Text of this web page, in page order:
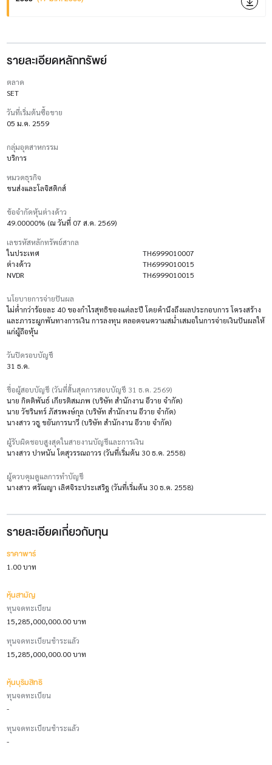
รายละเอียดหลักทรัพย์
ตลาด
SET
วันที่เริ่มต้นซื้อขาย
05 ม.ค. 2559
กลุ่มอุตสาหกรรม
บริการ
หมวดธุรกิจ
ขนส่งและโลจิสติกส์
ข้อจำกัดหุ้นต่างด้าว
49.00000% (ณ วันที่ 07 ส.ค. 2569)
เลขรหัสหลักทรัพย์สากล
ในประเทศ
TH6999010007
ต่างด้าว
TH6999010015
NVDR
TH6999010015
นโยบายการจ่ายปันผล
ไม่ต่ำกว่าร้อยละ 40 ของกำไรสุทธิของแต่ละปี โดยคำนึงถึงผลประกอบการ โครงสร้าง
และภาระผูกพันทางการเงิน การลงทุน ตลอดจนความสม่ำเสมอในการจ่ายเงินปันผลให้
แก่ผู้ถือหุ้น
วันปิดรอบบัญชี
31 ธ.ค.
ชื่อผู้สอบบัญชี (วันที่สิ้นสุดการสอบบัญชี 31 ธ.ค. 2569)
นาย กิตติพันธ์ เกียรติสมภพ (บริษัท สำนักงาน อีวาย จำกัด)
นาย วัชรินทร์ ภัสรพงษ์กุล (บริษัท สำนักงาน อีวาย จำกัด)
นางสาว วธู ขยันการนาวี (บริษัท สำนักงาน อีวาย จำกัด)
ผู้รับผิดชอบสูงสุดในสายงานบัญชีและการเงิน
นางสาว ปาหนัน โตสุวรรณถาวร (วันที่เริ่มต้น 30 ธ.ค. 2558)
ผู้ควบคุมดูแลการทำบัญชี
นางสาว ศรัณญา เลิศจิระประเสริฐ (วันที่เริ่มต้น 30 ธ.ค. 2558)
รายละเอียดเกี่ยวกับทุน
ราคาพาร์
1.00 บาท
หุ้นสามัญ
ทุนจดทะเบียน
15,285,000,000.00 บาท
ทุนจดทะเบียนชำระแล้ว
15,285,000,000.00 บาท
หุ้นบุริมสิทธิ
ทุนจดทะเบียน
-
ทุนจดทะเบียนชำระแล้ว
-